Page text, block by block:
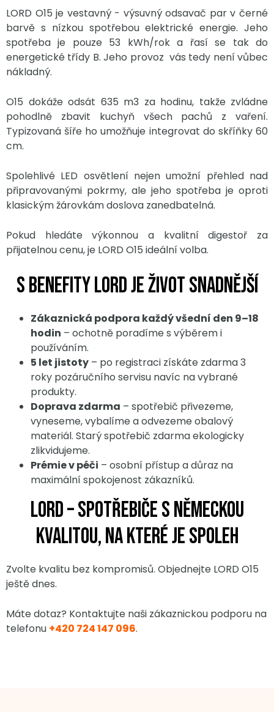
LORD O15 je vestavný - výsuvný odsavač par v černé
barvě s nízkou spotřebou elektrické energie. Jeho
spotřeba je pouze 53 kWh/rok a řasí se tak do
energetické třídy B. Jeho provoz vás tedy není vůbec
nákladný.
O15 dokáže odsát 635 m3 za hodinu, takže zvládne
pohodlně zbavit kuchyň všech pachů z vaření.
Typizovaná šíře ho umožňuje integrovat do skříňky 60
cm.
Spolehlivé LED osvětlení nejen umožní přehled nad
připravovanými pokrmy, ale jeho spotřeba je oproti
klasickým žárovkám doslova zanedbatelná.
Pokud hledáte výkonnou a kvalitní digestoř za
přijatelnou cenu, je LORD O15 ideální volba.
S benefity LORD je život snadnější
Zákaznická podpora každý všední den 9–18
hodin – ochotně poradíme s výběrem i
používáním.
5 let jistoty – po registraci získáte zdarma 3
roky pozáručního servisu navíc na vybrané
produkty.
Doprava zdarma – spotřebič přivezeme,
vyneseme, vybalíme a odvezeme obalový
materiál. Starý spotřebič zdarma ekologicky
zlikvidujeme.
Prémie v péči – osobní přístup a důraz na
maximální spokojenost zákazníků.
LORD – spotřebiče s německou
kvalitou, na které je spoleh
Zvolte kvalitu bez kompromisů. Objednejte LORD O15
ještě dnes.
Máte dotaz? Kontaktujte naši zákaznickou podporu na
telefonu +420 724 147 096.